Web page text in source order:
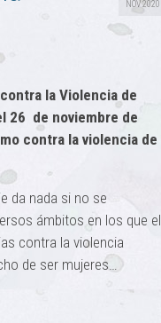
NOV 2020
la Violencia de
26 de noviembre de
contra la violencia de
da nada si no se
ámbitos en los que el
contra la violencia
de ser mujeres…